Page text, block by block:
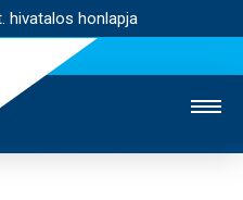
hivatalos honlapja